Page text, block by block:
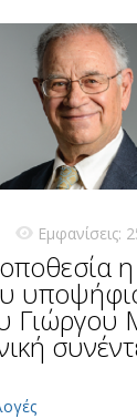
Εμφανίσεις:
Γιώργου